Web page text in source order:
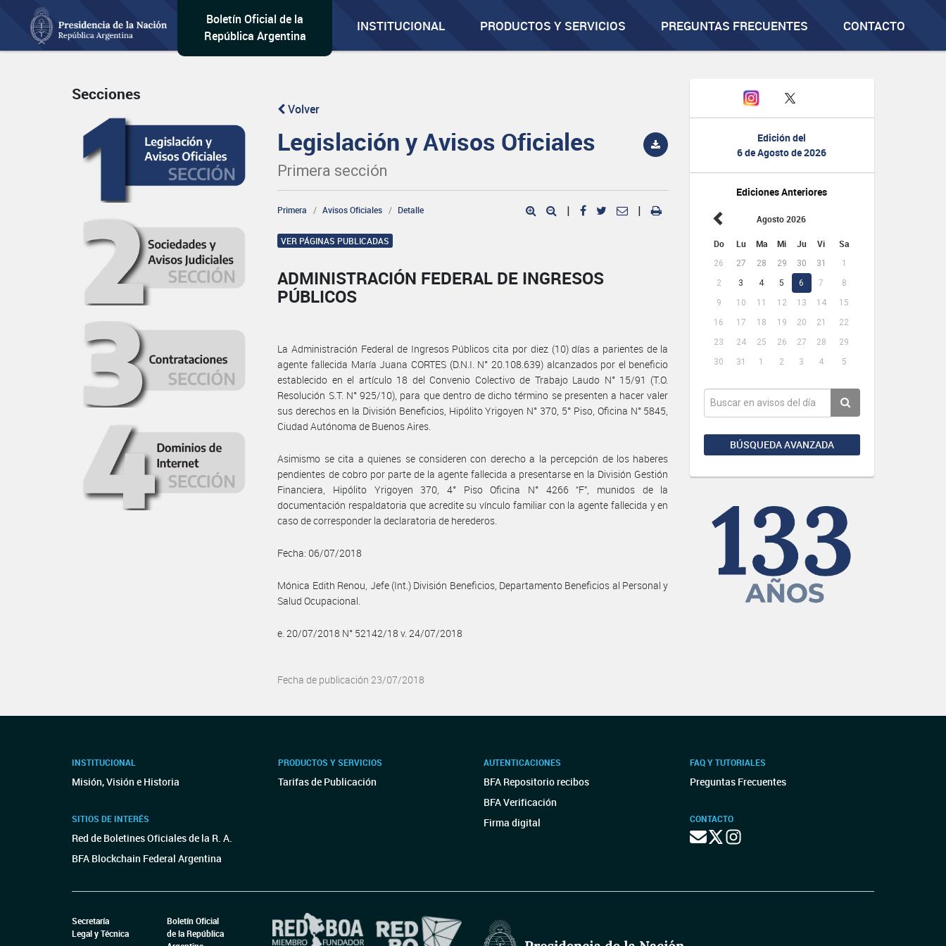
Boletín Oficial de la
República Argentina
INSTITUCIONAL PRODUCTOS Y SERVICIOS PREGUNTAS FRECUENTES CONTACTO
Edición del
6 de Agosto de 2026
Ediciones Anteriores
Agosto 2026
Do Lu Ma Mi Ju Vi Sa
26 27 28 29 30 31
1
2
3 4 5 6 7
8
9
10 11 12 13 14
15
16
17 18 19 20 21
22
23
24 25 26 27 28
29
30
31 1 2 3 4 5
BÚSQUEDA AVANZADA
Secciones
Volver
Legislación y Avisos Oficiales
Primera sección
Primera Avisos Oficiales Detalle | |
VER PÁGINAS PUBLICADAS
ADMINISTRACIÓN FEDERAL DE INGRESOS
PÚBLICOS
La Administración Federal de Ingresos Públicos cita por diez (10) días a parientes de la
agente fallecida María Juana CORTES (D.N.I. N° 20.108.639) alcanzados por el beneficio
establecido en el artículo 18 del Convenio Colectivo de Trabajo Laudo N° 15/91 (T.O.
Resolución S.T. N° 925/10), para que dentro de dicho término se presenten a hacer valer
sus derechos en la División Beneficios, Hipólito Yrigoyen N° 370, 5° Piso, Oficina N° 5845,
Ciudad Autónoma de Buenos Aires.
Asimismo se cita a quienes se consideren con derecho a la percepción de los haberes
pendientes de cobro por parte de la agente fallecida a presentarse en la División Gestión
Financiera, Hipólito Yrigoyen 370, 4° Piso Oficina N° 4266 “F”, munidos de la
documentación respaldatoria que acredite su vínculo familiar con la agente fallecida y en
caso de corresponder la declaratoria de herederos.
Fecha: 06/07/2018
Mónica Edith Renou, Jefe (Int.) División Beneficios, Departamento Beneficios al Personal y
Salud Ocupacional.
e. 20/07/2018 N° 52142/18 v. 24/07/2018
Fecha de publicación 23/07/2018
INSTITUCIONAL
Misión, Visión e Historia
SITIOS DE INTERÉS
Red de Boletines Oficiales de la R. A.
BFA Blockchain Federal Argentina
PRODUCTOS Y SERVICIOS
Tarifas de Publicación
AUTENTICACIONES
BFA Repositorio recibos
BFA Verificación
Firma digital
FAQ Y TUTORIALES
Preguntas Frecuentes
CONTACTO
Secretaría
Legal y Técnica
Boletín Oficial
de la República